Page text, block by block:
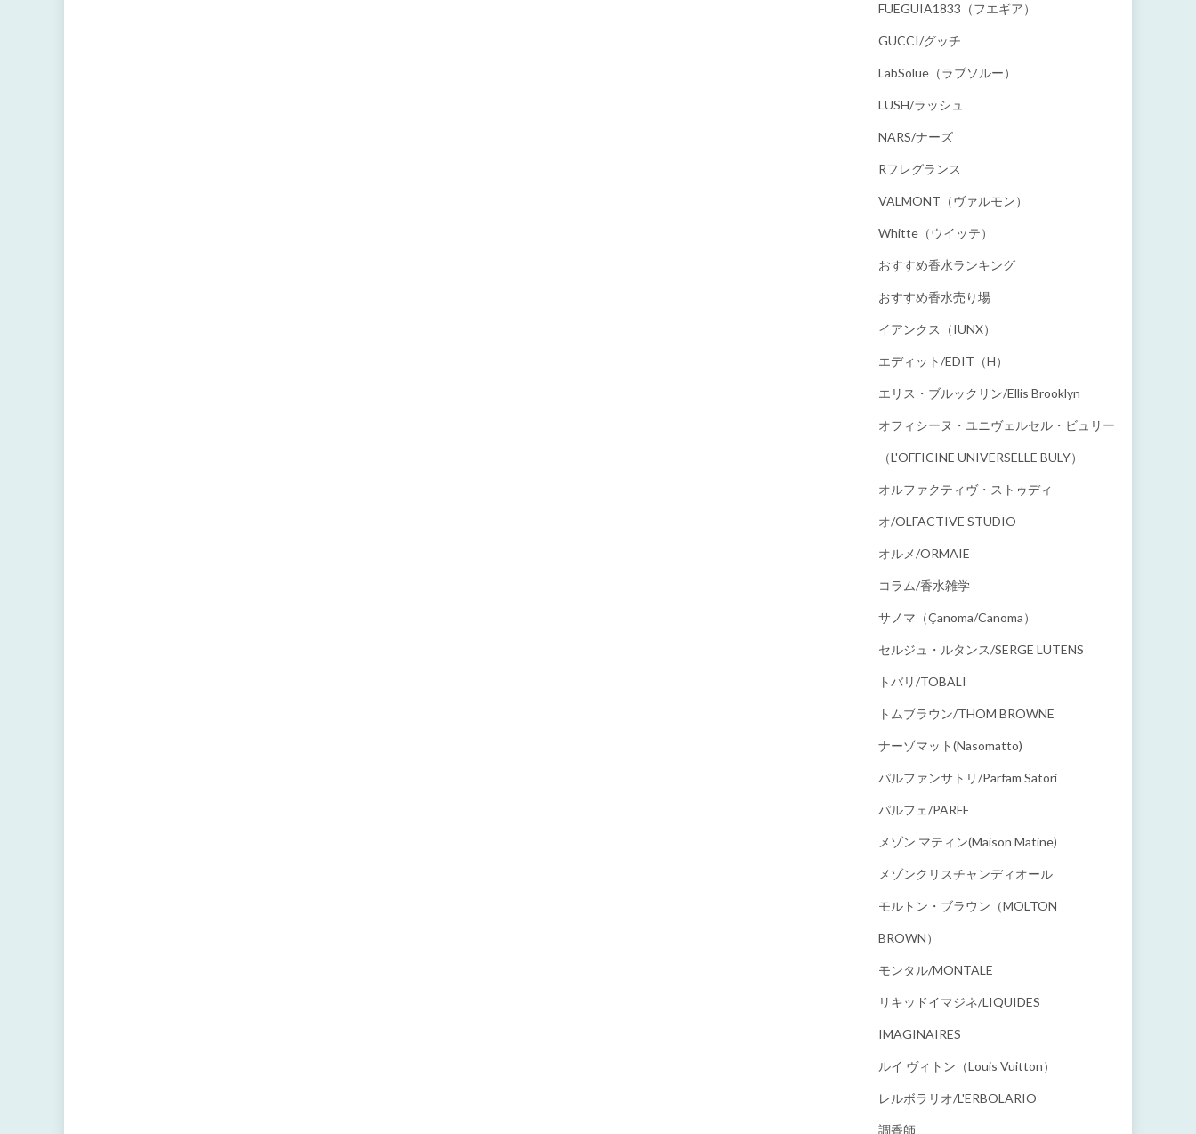
FUEGUIA1833（フエギア）
GUCCI/グッチ
LabSolue（ラブソルー）
LUSH/ラッシュ
NARS/ナーズ
Rフレグランス
VALMONT（ヴァルモン）
Whitte（ウイッテ）
おすすめ香水ランキング
おすすめ香水売り場
イアンクス（IUNX）
エディット/EDIT（h）
エリス・ブルックリン/Ellis Brooklyn
オフィシーヌ・ユニヴェルセル・ビュリー
（L'OFFICINE UNIVERSELLE BULY）
オルファクティヴ・ストゥディ
オ/OLFACTIVE STUDIO
オルメ/ORMAIE
コラム/香水雑学
サノマ（çanoma/canoma）
セルジュ・ルタンス/SERGE LUTENS
トバリ/TOBALI
トムブラウン/THOM BROWNE
ナーゾマット(Nasomatto)
パルファンサトリ/parfam Satori
パルフェ/PARFE
メゾン マティン(Maison Matine)
メゾンクリスチャンディオール
モルトン・ブラウン（MOLTON
BROWN）
モンタル/MONTALE
リキッドイマジネ/LIQUIDES
IMAGINAIRES
ルイ ヴィトン（Louis Vuitton）
レルボラリオ/L'ERBOLARIO
調香師